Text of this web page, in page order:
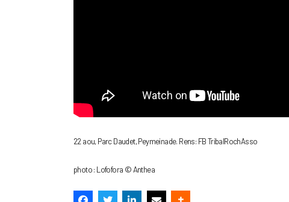
22 aou, Parc Daudet, Peymeinade. Rens: FB TribalRochAsso
photo : Lofofora © Anthea